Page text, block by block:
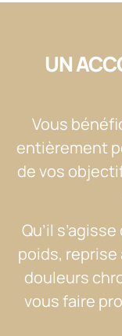
UN
Vous
entièrement
de vos
Qu’il
poids,
douleurs
vous faire